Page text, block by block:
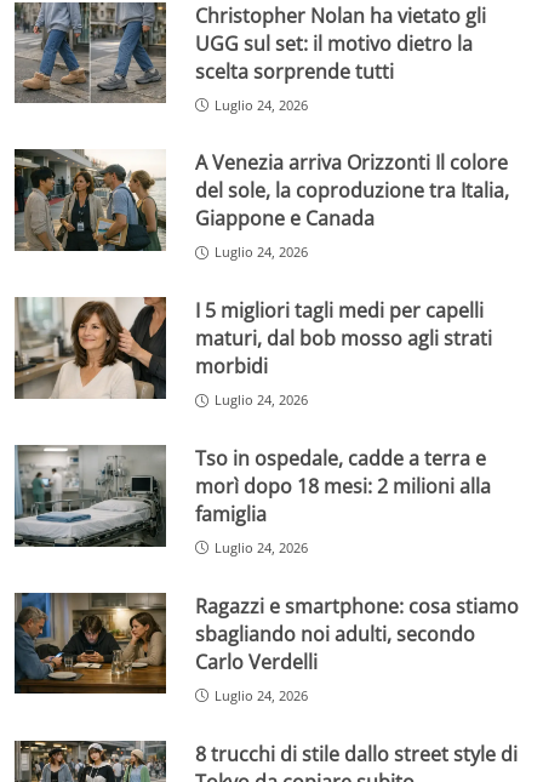
Christopher Nolan ha vietato gli
UGG sul set: il motivo dietro la
scelta sorprende tutti
Luglio 24, 2026
A Venezia arriva Orizzonti Il colore
del sole, la coproduzione tra Italia,
Giappone e Canada
Luglio 24, 2026
I 5 migliori tagli medi per capelli
maturi, dal bob mosso agli strati
morbidi
Luglio 24, 2026
Tso in ospedale, cadde a terra e
morì dopo 18 mesi: 2 milioni alla
famiglia
Luglio 24, 2026
Ragazzi e smartphone: cosa stiamo
sbagliando noi adulti, secondo
Carlo Verdelli
Luglio 24, 2026
8 trucchi di stile dallo street style di